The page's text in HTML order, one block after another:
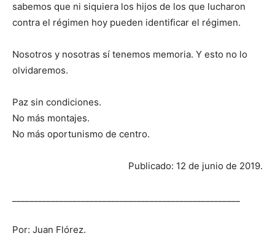
sabemos que ni siquiera los hijos de los que lucharon
contra el régimen hoy pueden identificar el régimen.
Nosotros y nosotras sí tenemos memoria. Y esto no lo
olvidaremos.
Paz sin condiciones.
No más montajes.
No más oportunismo de centro.
Publicado: 12 de junio de 2019.
Por: Juan Flórez.